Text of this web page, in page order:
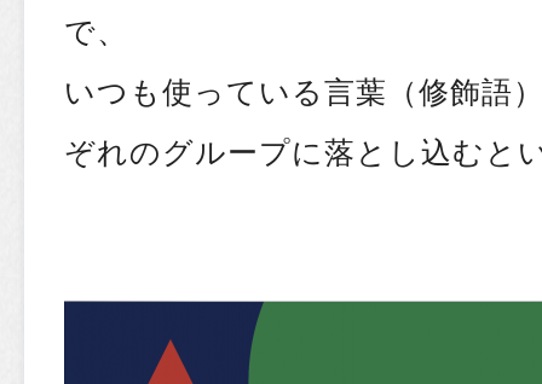
で、
いつも使っている言葉（修飾語
ぞれのグループに落とし込むと